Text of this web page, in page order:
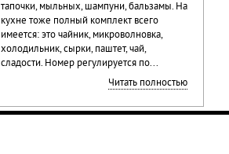
тапочки, мыльных, шампуни, бальзамы. На
кухне тоже полный комплект всего
имеется: это чайник, микроволновка,
холодильник, сырки, паштет, чай,
сладости. Номер регулируется по...
Читать полностью